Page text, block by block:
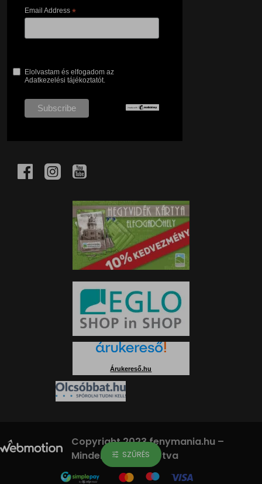
Email Address *
Elolvastam és elfogadom az
Adatkezelési tájékoztatót.
Árukereső.hu
Copyright 2023 fenymania.hu –
Minden jog fenntartva
SZŰRÉS